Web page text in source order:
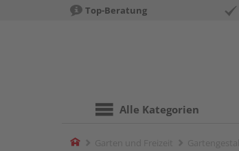
Top-Beratung
Alle Kategorien
Home